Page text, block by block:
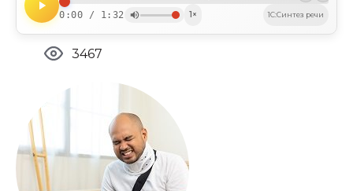
0:00 / 1:32 1× 1C:Синтез речи
3467